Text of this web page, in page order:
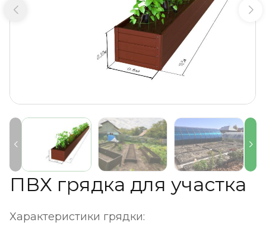
ПВХ грядка для участка
Характеристики грядки: